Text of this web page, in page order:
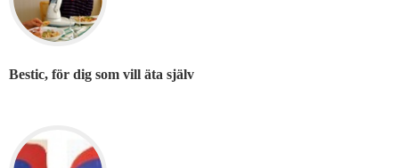
Bestic, för dig som vill äta själv